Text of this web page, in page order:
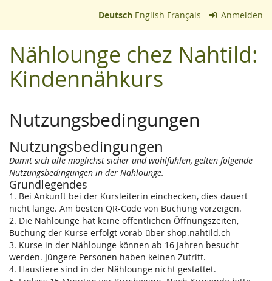
springen
Deutsch English Français Anmelden
Nählounge chez Nahtild:
Kindennähkurs
Nutzungsbedingungen
Nutzungsbedingungen
Damit sich alle möglichst sicher und wohlfühlen, gelten folgende
Nutzungsbedingungen in der Nählounge.
Grundlegendes
1. Bei Ankunft bei der Kursleiterin einchecken, dies dauert
nicht lange. Am besten QR-Code von Buchung vorzeigen.
2. Die Nählounge hat keine öffentlichen Öffnungszeiten,
Buchung der Kurse erfolgt vorab über shop.nahtild.ch
3. Kurse in der Nählounge können ab 16 Jahren besucht
werden. Jüngere Personen haben keinen Zutritt.
4. Haustiere sind in der Nählounge nicht gestattet.